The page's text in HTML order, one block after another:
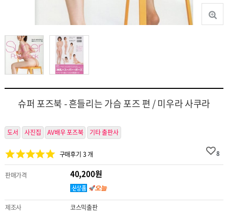
슈퍼 포즈북 - 흔들리는 가슴 포즈 편 / 미우라 사쿠라
도서 사진집 AV배우 포즈북 기타 출판사
구매후기 3 개 8
판매가격 40,200원
제조사
코스믹출판